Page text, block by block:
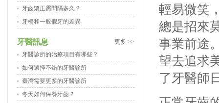
牙齒矯正需間隔多久？
牙橋和一般假牙的差異
更多 >>
牙醫訊息
牙醫診所的治療項目有哪些？
如何選擇不錯的牙醫診所
臺灣需要更多的牙醫診所
冬天如何保養牙齒？
輕易微笑
總是招來
事業前途
望去追求
了牙醫師